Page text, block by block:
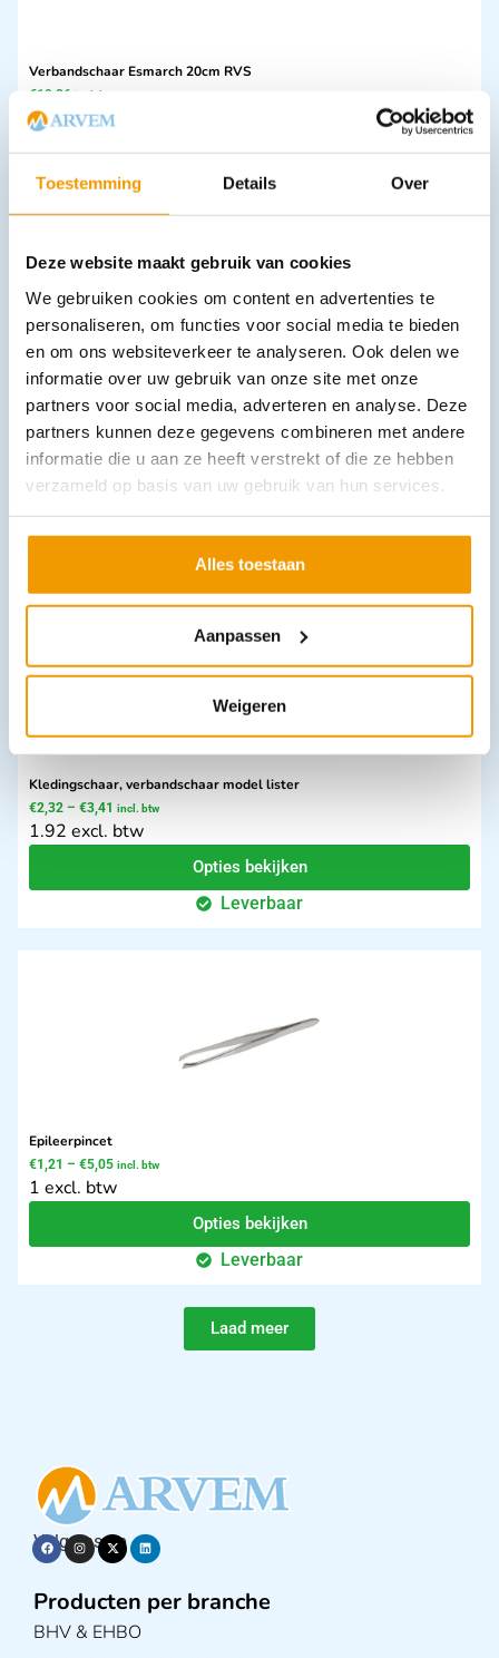
Toestemming Details Over
Deze website maakt gebruik van cookies
We gebruiken cookies om content en advertenties te
personaliseren, om functies voor social media te bieden
en om ons websiteverkeer te analyseren. Ook delen we
informatie over uw gebruik van onze site met onze
partners voor social media, adverteren en analyse. Deze
partners kunnen deze gegevens combineren met andere
informatie die u aan ze heeft verstrekt of die ze hebben
verzameld op basis van uw gebruik van hun services.
Alles toestaan
Aanpassen
Weigeren
Verbandschaar Esmarch 20cm RVS
€19,26 incl. btw
15.92 excl. btw
In winkelwagen
Leverbaar
Koorntang Maier met slot Afdeling kwaliteit RVS
11,40 € 20,27
9.42 excl. btw
Kledingschaar, verbandschaar model lister
€2,32 – €3,41 incl. btw
1.92 excl. btw
Opties bekijken
Leverbaar
Epileerpincet
€1,21 – €5,05 incl. btw
1 excl. btw
Opties bekijken
Leverbaar
Laad meer
Volg ons op
Producten per branche
BHV & EHBO